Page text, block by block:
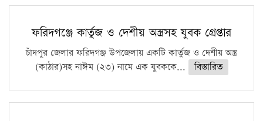
ফরিদগঞ্জে কার্তুজ ও দেশীয় অস্ত্রসহ যুবক গ্রেপ্তার
চাঁদপুর জেলার ফরিদগঞ্জ উপজেলায় একটি কার্তুজ ও দেশীয় অস্ত্র
(কাঠার)সহ নাঈম (২৩) নামে এক যুবককে...
বিস্তারিত